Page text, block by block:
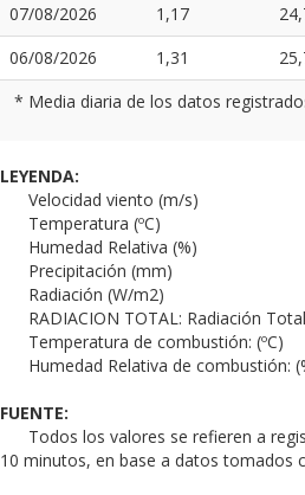
07/08/2026
1,17
06/08/2026
1,31
* Media diaria de los datos
LEYENDA:
Velocidad viento (m/s)
Temperatura (ºC)
Humedad Relativa (%)
Precipitación (mm)
Radiación (W/m2)
RADIACION TOTAL: Radiación
Temperatura de combustión: (ºC)
Humedad Relativa de combustión:
FUENTE:
Todos los valores se refieren a
10 minutos, en base a datos tomados